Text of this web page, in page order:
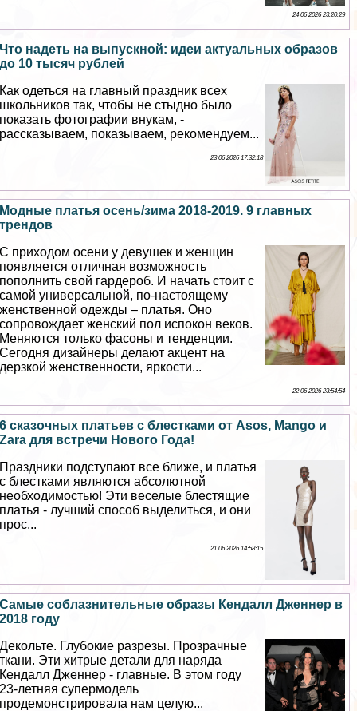
24 06 2026 23:20:29
Что надеть на выпускной: идеи актуальных образов
до 10 тысяч рублей
Как одеться на главный праздник всех
школьников так, чтобы не стыдно было
показать фотографии внукам, -
рассказываем, показываем, рекомендуем...
23 06 2026 17:32:18
Модные платья осень/зима 2018-2019. 9 главных
трендов
С приходом осени у дeвyшек и женщин
появляется отличная возможность
пополнить свой гардероб. И начать стоит с
самой универсальной, по-настоящему
женственной одежды – платья. Оно
сопровождает женский пол испокон веков.
Меняются только фасоны и тенденции.
Сегодня дизайнеры делают акцент на
дерзкой женственности, яркости...
22 06 2026 23:54:54
6 сказочных платьев с блестками от Asos, Mango и
Zara для встречи Нового Года!
Праздники подступают все ближе, и платья
с блестками являются абсолютной
необходимостью! Эти веселые блестящие
платья - лучший способ выделиться, и они
прос...
21 06 2026 14:58:15
Самые coблaзнительные образы Кендалл Дженнер в
2018 году
Декольте. Глубокие разрезы. Прозрачные
ткани. Эти хитрые детали для наряда
Кендалл Дженнер - главные. В этом году
23-летняя супермодель
продемонстрировала нам целую...